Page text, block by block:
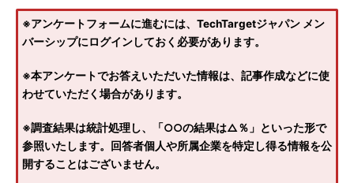
※アンケートフォームに進むには、TechTargetジャパン メン
バーシップにログインしておく必要があります。
※本アンケートでお答えいただいた情報は、記事作成などに使
わせていただく場合があります。
※調査結果は統計処理し、「○○の結果は△％」といった形で
参照いたします。回答者個人や所属企業を特定し得る情報を公
開することはございません。